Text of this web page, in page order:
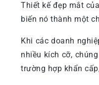
Thiết kế đẹp mắt
biến nó thành một
Khi các doanh
nhiều kích cỡ,
trường hợp khẩn